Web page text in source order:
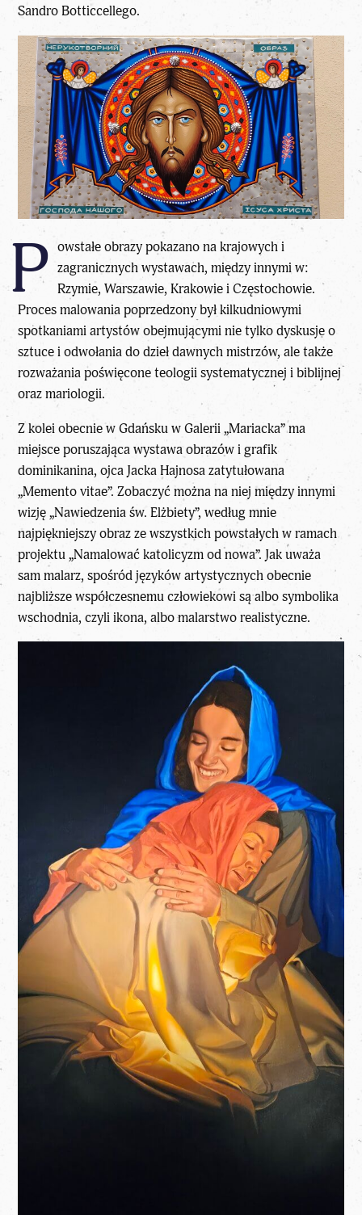
Sandro Botticcellego.
P owstałe obrazy pokazano na krajowych i
zagranicznych wystawach, między innymi w:
Rzymie, Warszawie, Krakowie i Częstochowie.
Proces malowania poprzedzony był kilkudniowymi
spotkaniami artystów obejmującymi nie tylko dyskusje o
sztuce i odwołania do dzieł dawnych mistrzów, ale także
rozważania poświęcone teologii systematycznej i biblijnej
oraz mariologii.
Z kolei obecnie w Gdańsku w Galerii „Mariacka” ma
miejsceporuszająca wystawa obrazów i grafik
dominikanina, ojca Jacka Hajnosa zatytułowana
„Memento vitae”. Zobaczyć można na niej między innymi
wizję „Nawiedzenia św. Elżbiety”, według mnie
najpiękniejszy obraz ze wszystkich powstałych w ramach
projektu „Namalować katolicyzm od nowa”. Jak uważa
sam malarz, spośród języków artystycznych obecnie
najbliższe współczesnemu człowiekowi są albo symbolika
wschodnia, czyli ikona, albo malarstwo realistyczne.